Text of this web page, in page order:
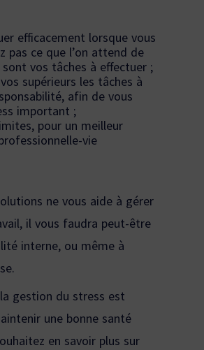
efficacement lorsque vous
pas ce que l’on attend de
vos tâches à effectuer ;
supérieurs les tâches à
afin de vous
important ;
pour un meilleur
vie
ne vous aide à gérer
il vous faudra peut-être
interne, ou même à
gestion du stress est
une bonne santé
en savoir plus sur